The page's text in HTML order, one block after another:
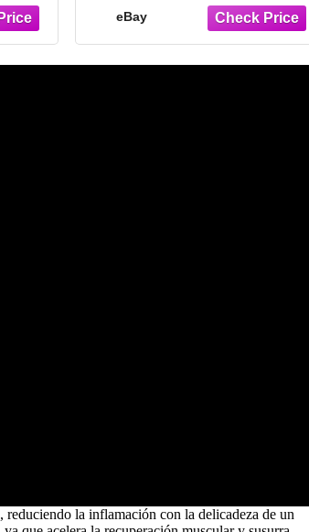
eBay
reduciendo la inflamación con la delicadeza de un